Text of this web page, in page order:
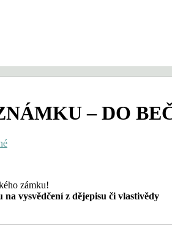
– DO
zámku!
vysvědčení z dějepisu či vlastivědy